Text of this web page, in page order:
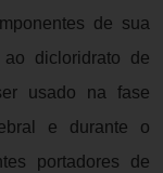
de sua
ao dicloridrato de
usado na fase
e durante o
portadores de